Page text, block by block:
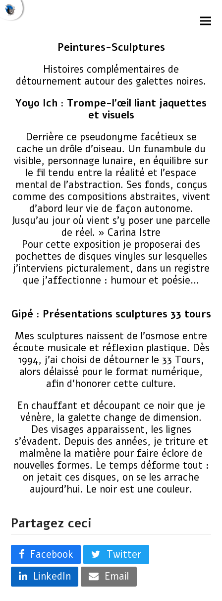
Peintures-Sculptures
Histoires complémentaires de
détournement autour des galettes noires.
Yoyo Ich : Trompe-l’œil liant jaquettes
et visuels
Derrière ce pseudonyme facétieux se
cache un drôle d’oiseau. Un funambule du
visible, personnage lunaire, en équilibre sur
le fil tendu entre la réalité et l’espace
mental de l’abstraction. Ses fonds, conçus
comme des compositions abstraites, vivent
d’abord leur vie de façon autonome.
Jusqu’au jour où vient s’y poser une parcelle
de réel. » Carina Istre
Pour cette exposition je proposerai des
pochettes de disques vinyles sur lesquelles
j’interviens picturalement, dans un registre
que j’affectionne : humour et poésie…
Gipé : Présentations sculptures 33 tours
Mes sculptures naissent de l’osmose entre
écoute musicale et réflexion plastique. Dès
1994, j’ai choisi de détourner le 33 Tours,
alors délaissé pour le format numérique,
afin d’honorer cette culture.
​En chauffant et découpant ce noir que je
vénère, la galette change de dimension.
Des visages apparaissent, les lignes
s’évadent. Depuis des années, je triture et
malmène la matière pour faire éclore de
nouvelles formes. Le temps déforme tout :
on jetait ces disques, on se les arrache
aujourd’hui. Le noir est une couleur.
Partagez ceci
Facebook
Twitter
LinkedIn
Email